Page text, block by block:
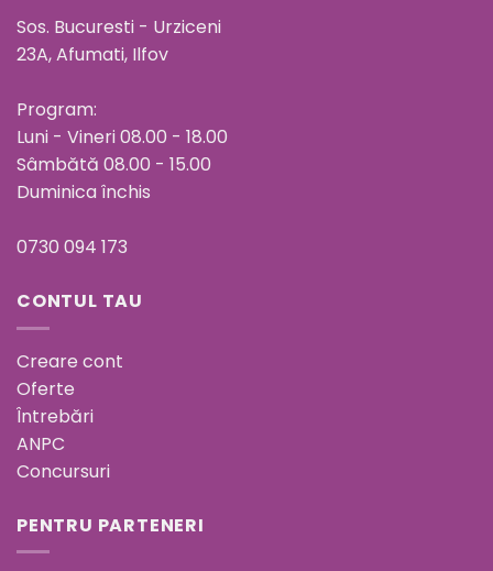
Sos. Bucuresti - Urziceni
23A, Afumati, Ilfov
Program:
Luni - Vineri 08.00 - 18.00
Sâmbătă 08.00 - 15.00
Duminica închis
0730 094 173
CONTUL TAU
Creare cont
Oferte
Întrebări
ANPC
Concursuri
PENTRU PARTENERI